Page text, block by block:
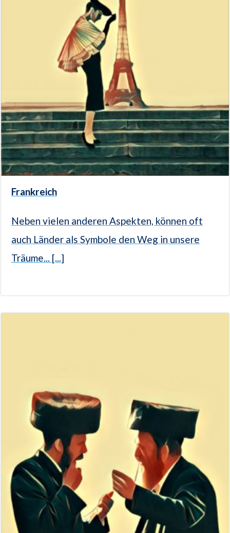
Frankreich
Neben vielen anderen Aspekten, können oft
auch Länder als Symbole den Weg in unsere
Träume... [...]